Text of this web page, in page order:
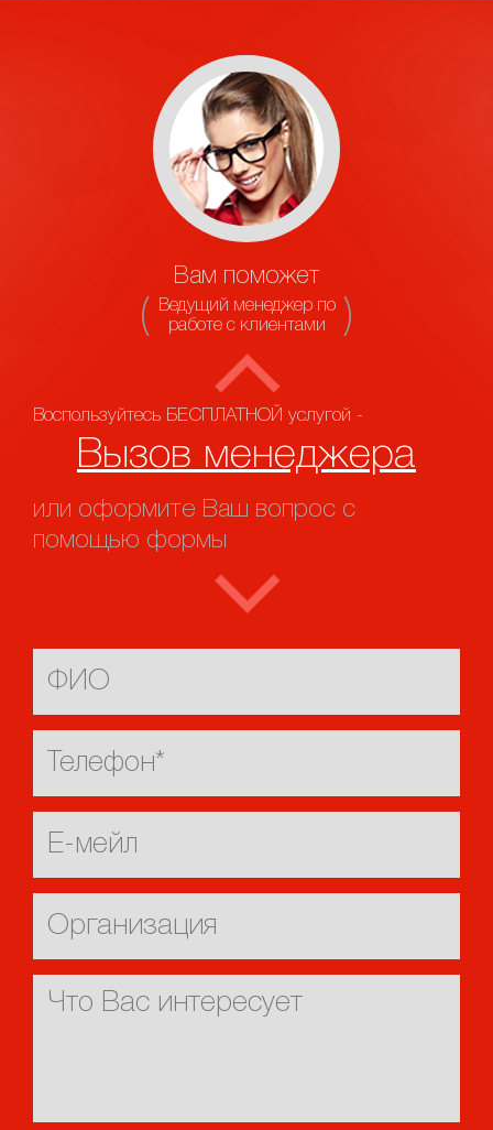
Вам поможет
Ведущий менеджер по
работе с клиентами
Воспользуйтесь БЕСПЛАТНОЙ услугой -
Вызов менеджера
или оформите Ваш вопрос с
помощью формы